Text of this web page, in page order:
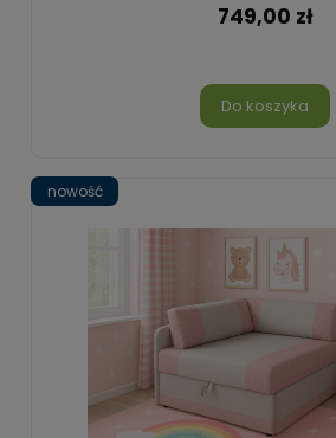
749,00 zł
Do koszyka
nowość